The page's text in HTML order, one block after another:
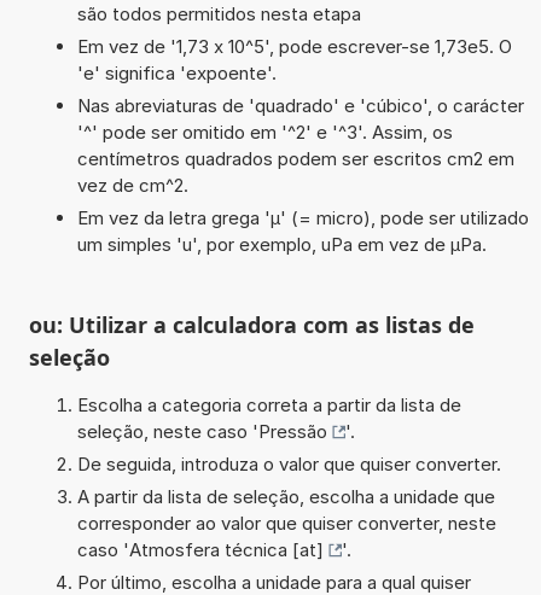
são todos permitidos nesta etapa
Em vez de '1,73 x 10^5', pode escrever-se 1,73e5. O
'e' significa 'expoente'.
Nas abreviaturas de 'quadrado' e 'cúbico', o carácter
'^' pode ser omitido em '^2' e '^3'. Assim, os
centímetros quadrados podem ser escritos cm2 em
vez de cm^2.
Em vez da letra grega 'µ' (= micro), pode ser utilizado
um simples 'u', por exemplo, uPa em vez de µPa.
ou: Utilizar a calculadora com as listas de
seleção
Escolha a categoria correta a partir da lista de
seleção, neste caso 'Pressão
'.
De seguida, introduza o valor que quiser converter.
A partir da lista de seleção, escolha a unidade que
corresponder ao valor que quiser converter, neste
caso 'Atmosfera técnica [at]
'.
Por último, escolha a unidade para a qual quiser